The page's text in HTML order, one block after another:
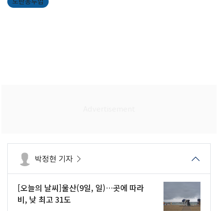
박정현 기자
[오늘의 날씨]울산(9일, 일)…곳에 따라
비, 낮 최고 31도